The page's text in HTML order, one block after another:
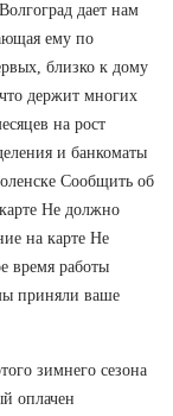
дает нам
ему по
близко к дому
держит многих
на рост
и банкоматы
Сообщить об
Не должно
на карте Не
время работы
приняли ваше
зимнего сезона
оплачен